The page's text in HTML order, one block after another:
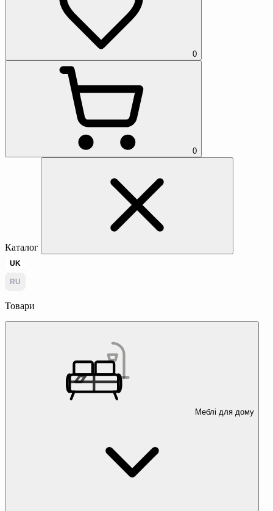
0
0
Каталог
UK
RU
Товари
Меблі для дому